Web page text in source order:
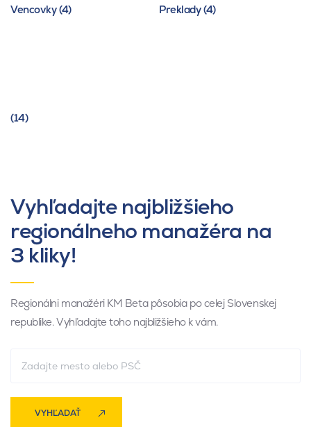
Vencovky (4) Preklady (4)
(14)
Vyhľadajte najbližšieho
regionálneho manažéra na
3 kliky!
Regionálni manažéri KM Beta pôsobia po celej Slovenskej
republike. Vyhľadajte toho najbližšieho k vám.
VYHĽADAŤ